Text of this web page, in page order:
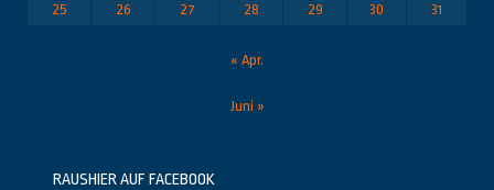
25
26 27 28 29 30 31
« Apr.
Juni »
RAUSHIER AUF FACEBOOK